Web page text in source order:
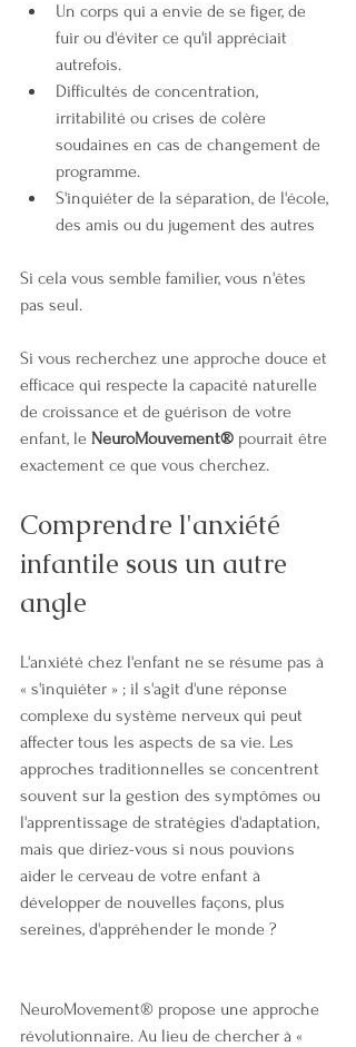
Un corps qui a envie de se figer, de
fuir ou d'éviter ce qu'il appréciait
autrefois.
Difficultés de concentration,
irritabilité ou crises de colère
soudaines en cas de changement de
programme.
S'inquiéter de la séparation, de l'école,
des amis ou du jugement des autres
Si cela vous semble familier, vous n'êtes
pas seul.
Si vous recherchez une approche douce et
efficace qui respecte la capacité naturelle
de croissance et de guérison de votre
enfant, le NeuroMouvement® pourrait être
exactement ce que vous cherchez.
Comprendre l'anxiété
infantile sous un autre
angle
L'anxiété chez l'enfant ne se résume pas à
« s'inquiéter » ; il s'agit d'une réponse
complexe du système nerveux qui peut
affecter tous les aspects de sa vie. Les
approches traditionnelles se concentrent
souvent sur la gestion des symptômes ou
l'apprentissage de stratégies d'adaptation,
mais que diriez-vous si nous pouvions
aider le cerveau de votre enfant à
développer de nouvelles façons, plus
sereines, d'appréhender le monde ?
NeuroMovement® propose une approche
révolutionnaire. Au lieu de chercher à «